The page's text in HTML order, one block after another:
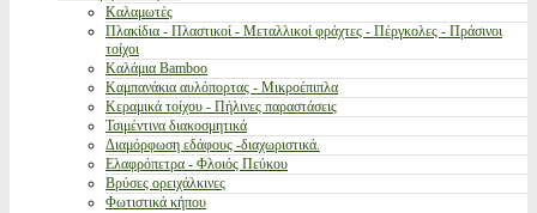
Καλαμωτές
Πλακίδια - Πλαστικοί - Μεταλλικοί φράχτες - Πέργκολες - Πράσινοι
τοίχοι
Καλάμια Bamboo
Καμπανάκια αυλόπορτας - Μικροέπιπλα
Κεραμικά τοίχου - Πήλινες παραστάσεις
Τσιμέντινα διακοσμητικά
Διαμόρφωση εδάφους -διαχωριστικά.
Ελαφρόπετρα - Φλοιός Πεύκου
Βρύσες ορειχάλκινες
Φωτιστικά κήπου